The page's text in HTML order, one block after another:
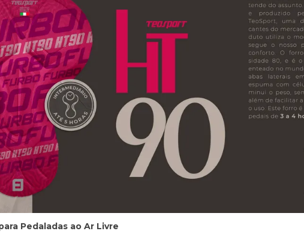
Pedaladas ao Ar Livre